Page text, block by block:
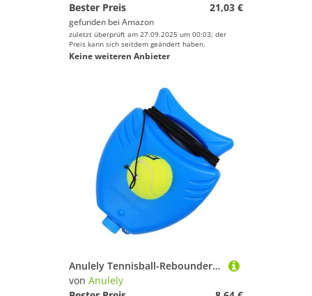
Bester Preis
21,03 €
gefunden bei Amazon
zuletzt überprüft am 27.09.2025 um 00:03; der
Preis kann sich seitdem geändert haben.
Keine weiteren Anbieter
Anulely Tennisball-Rebounder – Tennisball-Trainer, Rebound-Ball mit Schnur, Basis im Lieferumfang enthalten, leichte Tennis-Übungen, verbessert Geschwindigkeit, Koordination, Ausdauer
von Anulely